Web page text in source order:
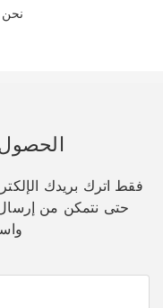
نحن
فقط اترك بريدك
حتى نتمكن من